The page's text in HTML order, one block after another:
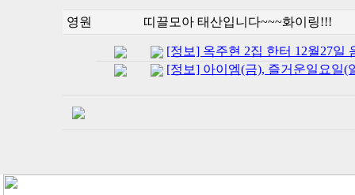
영원 띠끌모아 태산입니다~~~화이링!!!
[정보] 옥주현 2집 한터 12월27일
[정보] 아이엠(금), 즐거운일요일(